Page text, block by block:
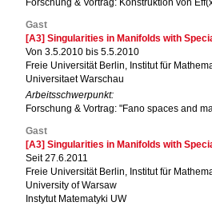
Forschung & Vortrag: Konstruktion von
Gast
[A3] Singularities in Manifolds with
Von 3.5.2010 bis 5.5.2010
Freie Universität Berlin, Institut für
Universitaet Warschau
Arbeitsschwerpunkt:
Forschung & Vortrag: "Fano spaces and
Gast
[A3] Singularities in Manifolds with
Seit 27.6.2011
Freie Universität Berlin, Institut für
University of Warsaw
Instytut Matematyki UW